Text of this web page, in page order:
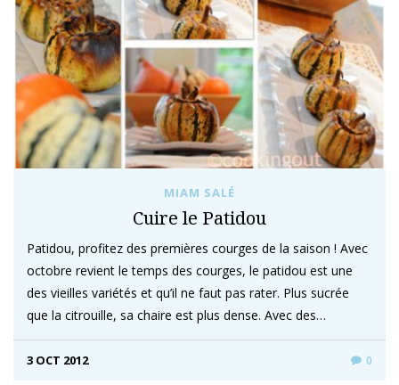
MIAM SALÉ
Cuire le Patidou
Patidou, profitez des premières courges de la saison ! Avec
octobre revient le temps des courges, le patidou est une
des vieilles variétés et qu’il ne faut pas rater. Plus sucrée
que la citrouille, sa chaire est plus dense. Avec des…
3 OCT 2012 0